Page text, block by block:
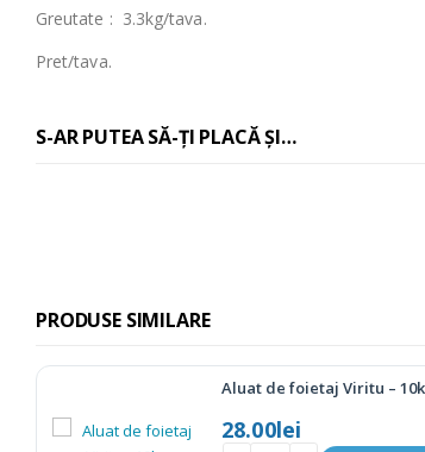
Greutate : 3.3kg/tava.
Pret/tava.
S-AR PUTEA SĂ-ȚI PLACĂ ȘI…
PRODUSE SIMILARE
Foi de plăcintă – 10kg
25.00lei